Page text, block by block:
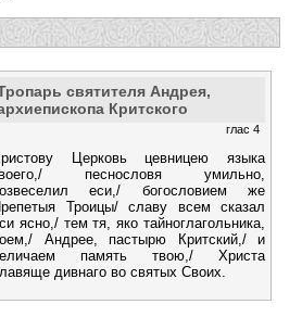
святителя Андрея,
Критского
глас 4
Церковь цевницею языка
песнословя умильно,
еси,/ богословием же
Троицы/ славу всем сказал
ясно,/ тем тя, яко тайноглагольника,
Андрее, пастырю Критский,/ и
память твою,/ Христа
дивнаго во святых Своих.